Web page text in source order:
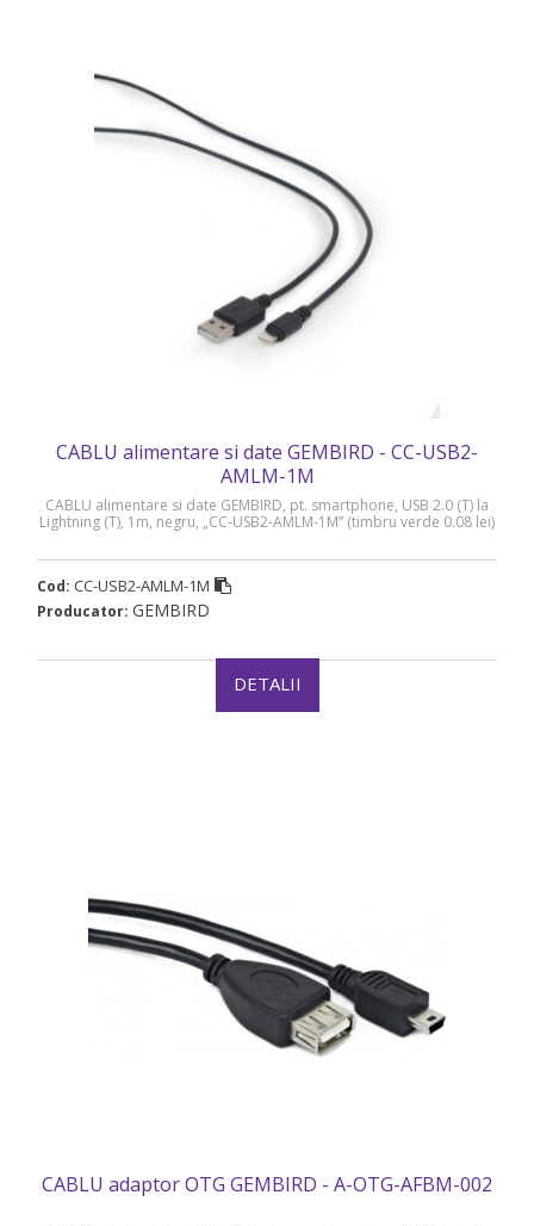
CABLU alimentare si date GEMBIRD - CC-USB2-
AMLM-1M
CABLU alimentare si date GEMBIRD, pt. smartphone, USB 2.0 (T) la
Lightning (T), 1m, negru, „CC-USB2-AMLM-1M” (timbru verde 0.08 lei)
Cod: CC-USB2-AMLM-1M
Producator: GEMBIRD
DETALII
CABLU adaptor OTG GEMBIRD - A-OTG-AFBM-002